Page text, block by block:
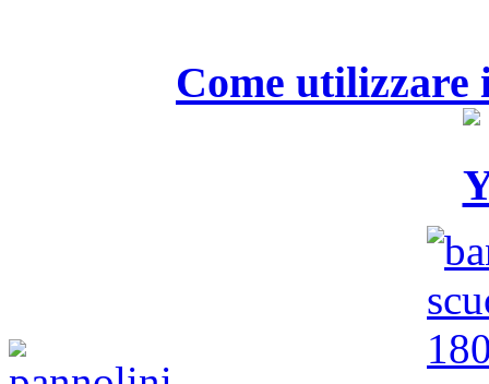
Come utilizzare